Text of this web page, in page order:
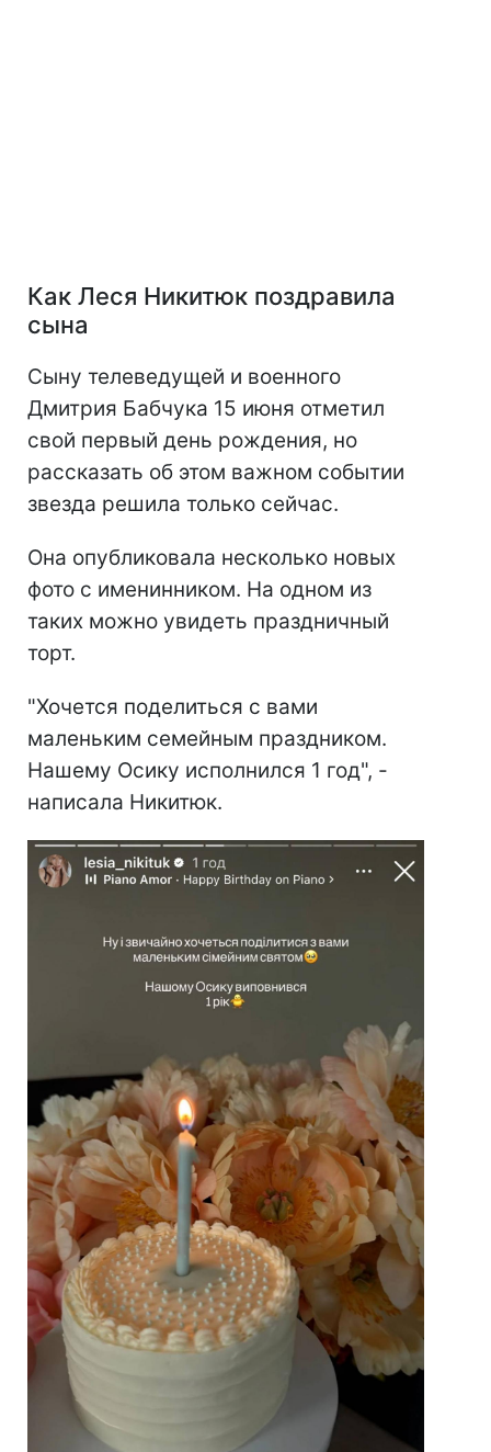
Как Леся Никитюк поздравила
сына
Сыну телеведущей и военного
Дмитрия Бабчука 15 июня отметил
свой первый день рождения, но
рассказать об этом важном событии
звезда решила только сейчас.
Она опубликовала несколько новых
фото с именинником. На одном из
таких можно увидеть праздничный
торт.
"Хочется поделиться с вами
маленьким семейным праздником.
Нашему Осику исполнился 1 год", -
написала Никитюк.